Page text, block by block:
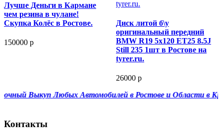
Лучше Деньги в Кармане
чем резина в чулане!
Скупка Колёс в Ростове.
150000 р
Диск литой б\у
оригинальный передний
BMW R19 5x120 ET25 8.5J
Still 235 1шт в Ростове на
tyrer.ru.
26000 р
Выкуп Любых Автомобилей в Ростове и Области в
Контакты